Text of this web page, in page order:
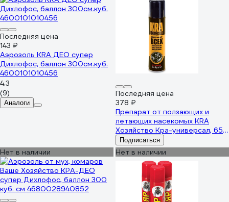
Последняя цена
143 ₽
Аэрозоль KRA ДЕО супер
Дихлофос, баллон 300см.куб.
4600101010456
4.3
(9)
Аналоги
Последняя цена
378 ₽
Препарат от ползающих и
летающих насекомых KRA
Хозяйство Кра-универсал, 650
см куб 4600101120070
Подписаться
Нет в наличии Нет в наличии